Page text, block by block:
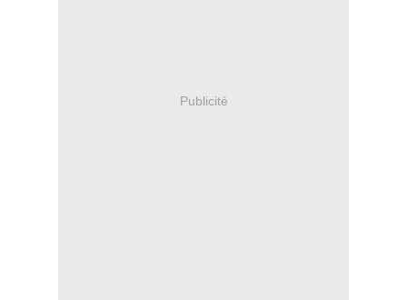
Publicité